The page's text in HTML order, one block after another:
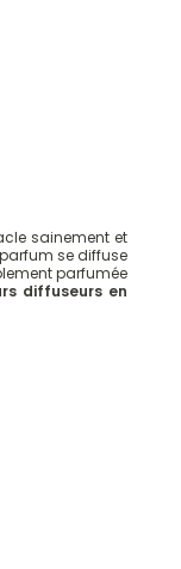
sainement et
se diffuse
parfumée
diffuseurs en